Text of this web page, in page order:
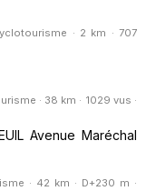
· 2 km · 707
· 38 km · 1029 vus ·
Avenue Maréchal
· 42 km · D+230 m ·